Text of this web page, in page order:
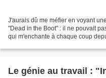
J'aurais dû me méfier en voyant
"Dead in the Boot" : il ne pouvait
qui m'enchante à chaque coup
Le génie au travail :